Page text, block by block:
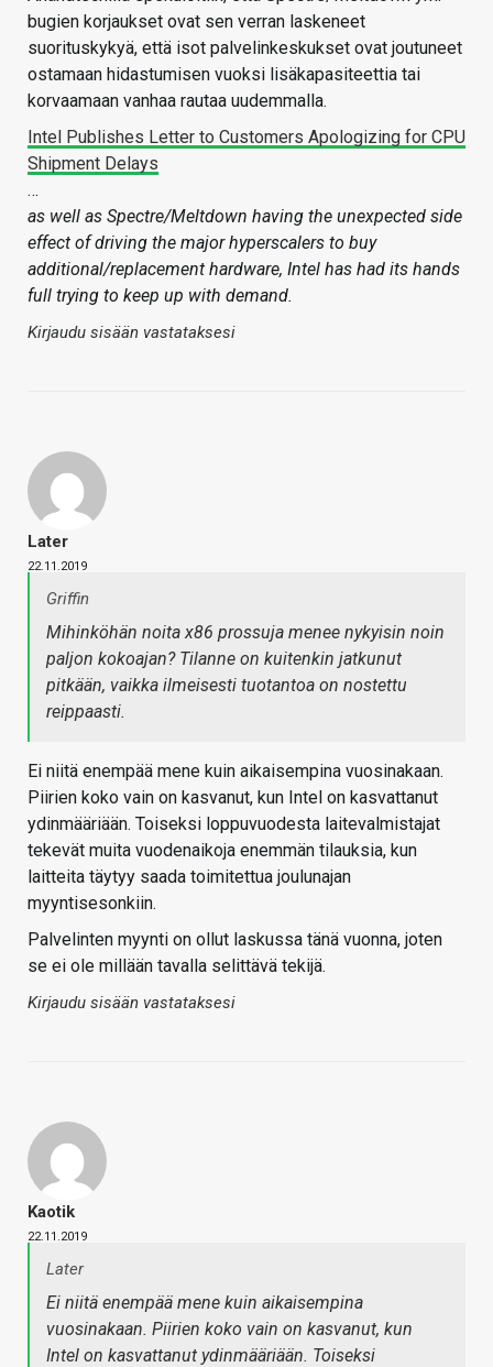
bugien korjaukset ovat sen verran laskeneet
suorituskykyä, että isot palvelinkeskukset ovat joutuneet
ostamaan hidastumisen vuoksi lisäkapasiteettia tai
korvaamaan vanhaa rautaa uudemmalla.
Intel Publishes Letter to Customers Apologizing for CPU
Shipment Delays
…
as well as Spectre/Meltdown having the unexpected side
effect of driving the major hyperscalers to buy
additional/replacement hardware, Intel has had its hands
full trying to keep up with demand.
Kirjaudu sisään vastataksesi
Later
22.11.2019
Griffin
Mihinköhän noita x86 prossuja menee nykyisin noin
paljon kokoajan? Tilanne on kuitenkin jatkunut
pitkään, vaikka ilmeisesti tuotantoa on nostettu
reippaasti.
Ei niitä enempää mene kuin aikaisempina vuosinakaan.
Piirien koko vain on kasvanut, kun Intel on kasvattanut
ydinmääriään. Toiseksi loppuvuodesta laitevalmistajat
tekevät muita vuodenaikoja enemmän tilauksia, kun
laitteita täytyy saada toimitettua joulunajan
myyntisesonkiin.
Palvelinten myynti on ollut laskussa tänä vuonna, joten
se ei ole millään tavalla selittävä tekijä.
Kirjaudu sisään vastataksesi
Kaotik
22.11.2019
Later
Ei niitä enempää mene kuin aikaisempina
vuosinakaan. Piirien koko vain on kasvanut, kun
Intel on kasvattanut ydinmääriään. Toiseksi